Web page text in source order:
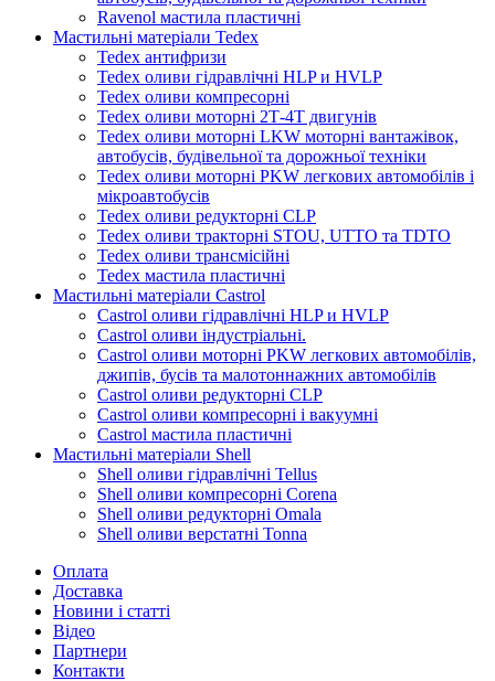
Ravenol мастила пластичні
Мастильні матеріали Tedex
Tedex антифризи
Tedex оливи гідравлічні HLP и HVLP
Tedex оливи компресорні
Tedex оливи моторні 2Т-4Т двигунів
Tedex оливи моторні LKW моторні вантажівок,
автобусів, будівельної та дорожньої техніки
Tedex оливи моторні PKW легкових автомобілів і
мікроавтобусів
Tedex оливи редукторні CLP
Tedex оливи тракторні STOU, UTTO та TDTO
Tedex оливи трансмісійні
Tedex мастила пластичні
Мастильні матеріали Castrol
Castrol оливи гідравлічні HLP и HVLP
Castrol оливи індустріальні.
Castrol оливи моторні PKW легкових автомобілів,
джипів, бусів та малотоннажних автомобілів
Castrol оливи редукторні CLP
Castrol оливи компресорні і вакуумні
Castrol мастила пластичні
Мастильні матеріали Shell
Shell оливи гідравлічні Tellus
Shell оливи компресорні Corena
Shell оливи редукторні Omala
Shell оливи верстатні Tonna
Оплата
Доставка
Новини і статті
Відео
Партнери
Контакти